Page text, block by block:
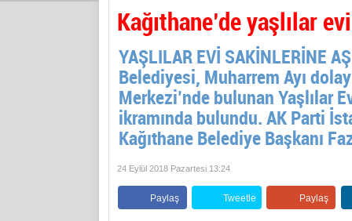
Kağıthane’de yaşlılar
YAŞLILAR EVİ SAKİNLERİNE
Belediyesi, Muharrem Ayı
Merkezi’nde bulunan Yaşlılar
ikramında bulundu. AK Parti
Kağıthane Belediye Başkanı
24 Eylül 2018 Pazartesi 13:24
Paylaş Tweetle Paylaş